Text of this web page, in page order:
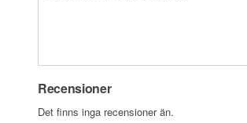
Recensioner
Det finns inga recensioner än.